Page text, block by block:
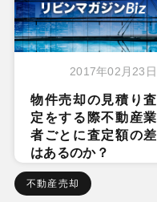
2017年02月23日
物件売却の見積り査
定をする際不動産業
者ごとに査定額の差
はあるのか？
不動産売却